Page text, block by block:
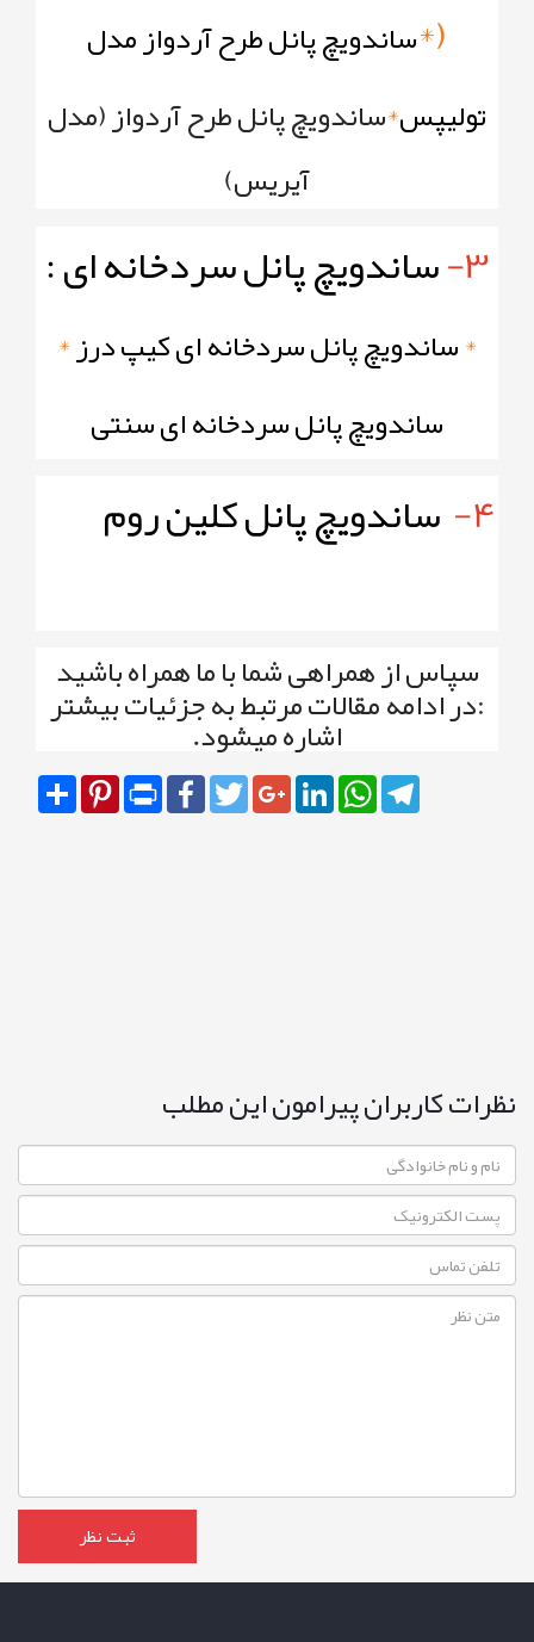
(*ساندویچ پانل طرح آردواز مدل
تولیپس*ساندویچ پانل طرح آردواز(مدل
آیریس)
3- ساندویچ پانل سردخانه ای :
*ساندویچ پانل سردخانه ای کیپ درز*
ساندویچ پانلسردخانهای سنتی
4- ساندویچ پانل کلین روم
سپاس از همراهی شما با ما همراه باشید
:در ادامه مقالات مرتبط به جزئیات بیشتر
اشاره میشود.
SharePinterest Print
FacebookTwitterGoogle+LinkedInWhatsAppTelegram
نظرات کاربران پیرامون این مطلب